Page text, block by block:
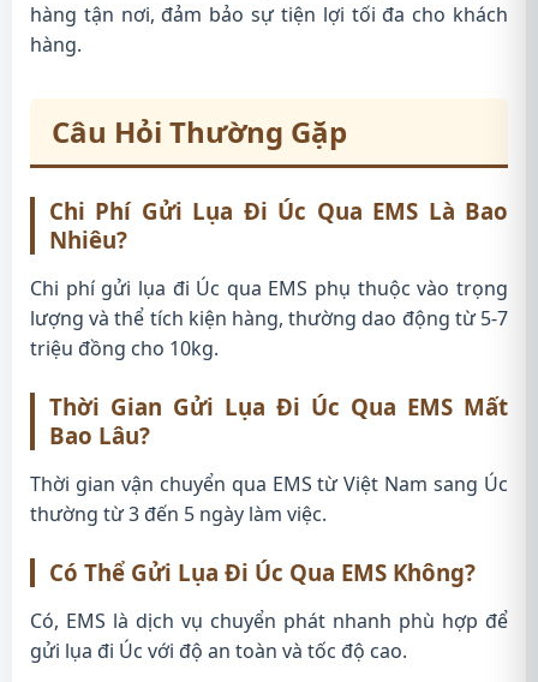
hàng tận nơi, đảm bảo sự tiện lợi tối đa cho khách
hàng.
Câu Hỏi Thường Gặp
Chi Phí Gửi Lụa Đi Úc Qua EMS Là Bao
Nhiêu?
Chi phí gửi lụa đi Úc qua EMS phụ thuộc vào trọng
lượng và thể tích kiện hàng, thường dao động từ 5-7
triệu đồng cho 10kg.
Thời Gian Gửi Lụa Đi Úc Qua EMS Mất
Bao Lâu?
Thời gian vận chuyển qua EMS từ Việt Nam sang Úc
thường từ 3 đến 5 ngày làm việc.
Có Thể Gửi Lụa Đi Úc Qua EMS Không?
Có, EMS là dịch vụ chuyển phát nhanh phù hợp để
gửi lụa đi Úc với độ an toàn và tốc độ cao.